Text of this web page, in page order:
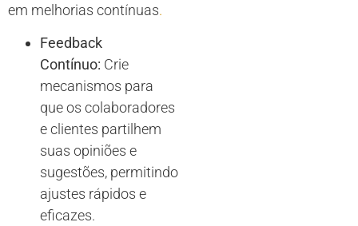
em melhorias contínuas.
Feedback
Contínuo: Crie
mecanismos para
que os colaboradores
e clientes partilhem
suas opiniões e
sugestões, permitindo
ajustes rápidos e
eficazes.